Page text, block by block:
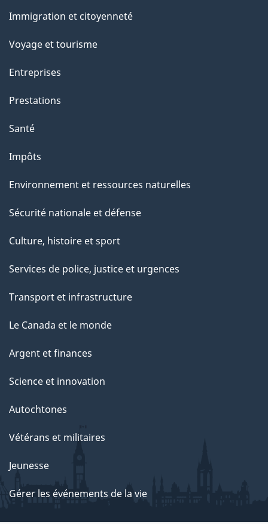
sujets
Immigration et citoyenneté
Voyage et tourisme
Entreprises
Prestations
Santé
Impôts
Environnement et ressources naturelles
Sécurité nationale et défense
Culture, histoire et sport
Services de police, justice et urgences
Transport et infrastructure
Le Canada et le monde
Argent et finances
Science et innovation
Autochtones
Vétérans et militaires
Jeunesse
Gérer les événements de la vie